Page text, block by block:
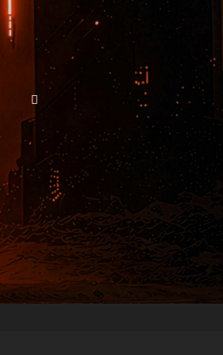
SEARCH